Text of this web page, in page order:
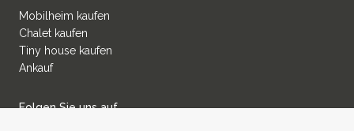
Mobilheim kaufen
Chalet kaufen
Tiny house kaufen
Ankauf
Folgen Sie uns auf